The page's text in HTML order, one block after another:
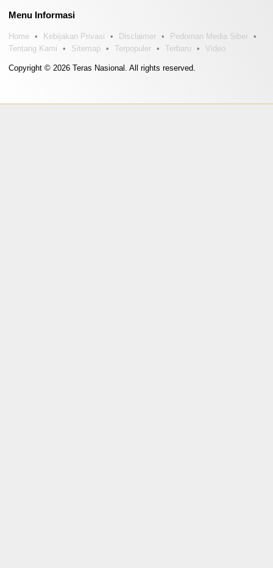
Menu Informasi
Home Kebijakan Privasi Disclaimer
Pedoman Media Siber
Tentang Kami
Sitemap Terpopuler Terbaru Video
Copyright © 2026 Teras Nasional. All rights reserved.